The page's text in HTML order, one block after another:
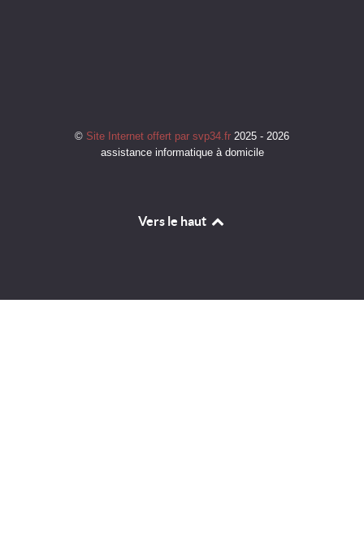
© Site Internet offert par svp34.fr 2025 - 2026
assistance informatique à domicile
Vers le haut